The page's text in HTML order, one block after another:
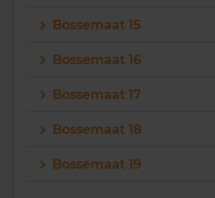
Maandag t/m vrijdag - 08:00 -18:00
Bossemaat 15
Bossemaat 16
Bossemaat 17
Bossemaat 18
Bossemaat 19